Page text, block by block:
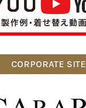
CORPORATE SITE